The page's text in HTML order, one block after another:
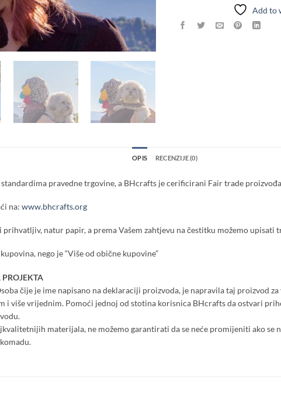
Add to
OPIS RECENZIJE (0)
pravedne trgovine, a BHcrafts je cerificirani Fair trade
na: www.bhcrafts.org
natur papir, a prema Vašem zahtjevu na čestitku možemo upisati
nego je “Više od obične kupovine”
čije je ime napisano na deklaraciji proizvoda, je napravila taj proizvod
i više vrijednim. Pomoći jednoj od stotina korisnica BHcrafts da ostvari
materijala, ne možemo garantirati da se neće promijeniti ako se